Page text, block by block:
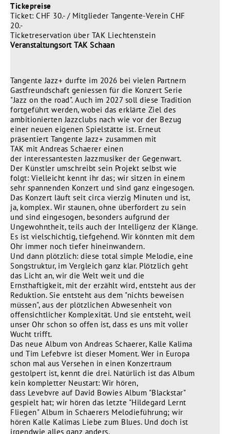
Tickepreise
Ticket: CHF 30.- / Mitglieder Tangente-Verein CHF
20.-
Ticketreservation über TAK Liechtenstein
Veranstaltungsort TAK Schaan
Tangente Jazz+ durfte im 2026 bei vielen Partnern
Gastfreundschaft geniessen für die Konzert Serie
"Jazz on the road". Auch im 2027 soll diese Tradition
fortgeführt werden, wobei das erklärte Ziel des
ambitionierten Jazzclubs nach wie vor der Bezug
einer neuen eigenen Spielstätte ist. Erneut
präsentiert Tangente Jazz+ zusammen mit
TAK mit Andreas Schaerer einen
der interessantesten Jazzmusiker der Gegenwart.
Der Künstler umschreibt sein Projekt selbst wie
folgt: Vielleicht kennt ihr das; wir sitzen in einem
sehr spannenden Konzert und sind ganz eingesogen.
Das Konzert läuft seit circa vierzig Minuten und ist,
ja, komplex. Wir staunen, ohne überfordert zu sein
und sind eingesogen, besonders aufgrund der
Ungewohntheit, teils auch der Intelligenz der Klänge.
Es ist vielschichtig, tiefgehend. Wir könnten mit dem
Ohr immer noch tiefer hineinwandern.
Und dann plötzlich: diese total simple Melodie, eine
Songstruktur, im Vergleich ganz klar. Plötzlich geht
das Licht an, wir die Welt weit und die
Ernsthaftigkeit, mit der erzählt wird, entsteht aus der
Reduktion. Sie entsteht aus dem "nichts beweisen
müssen", aus der plötzlichen Abwesenheit von
offensichtlicher Komplexität. Und sie entsteht, weil
unser Ohr schon so offen ist, dass es uns mit voller
Wucht trifft.
Das neue Album von Andreas Schaerer, Kalle Kalima
und Tim Lefebvre ist dieser Moment. Wer in Europa
schon mal aus Versehen in einen Konzertraum
gestolpert ist, kennt die drei. Natürlich ist das Album
kein kompletter Neustart: Wir hören,
dass Levebvre auf David Bowies Album "Blackstar"
gespielt hat; wir hören das letzte "Hildegard Lernt
Fliegen" Album in Schaerers Melodieführung; wir
hören Kalle Kalimas Liebe zum Blues. Und doch ist
irgendwie alles ganz anders.